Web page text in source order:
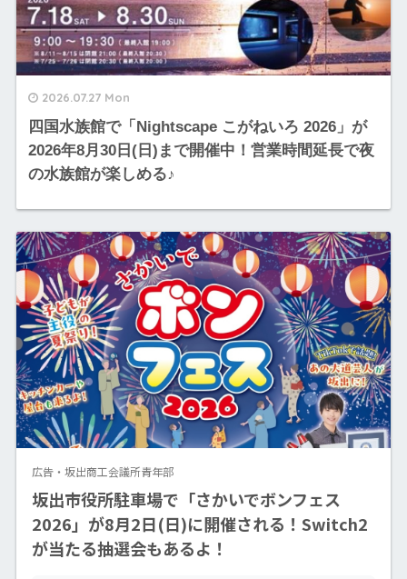
2026.07.27 Mon
四国水族館で「Nightscape こがねいろ 2026」が
2026年8月30日(日)まで開催中！営業時間延長で夜
の水族館が楽しめる♪